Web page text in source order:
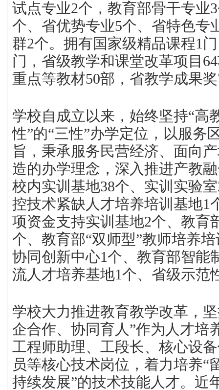
试点专业2个，教育部骨干专业
个、省优势专业5个、省特色专
群2个。拥有国家级精品课程1
门，省级教学和课堂改革项目
重点等教材50部，省教学成果
学校自成立以来，始终坚持“高
性”的“三性”办学定位，以服务
旨，秉承服务民营经济、面向
造的办学理念，深入推进产教
校内实训基地38个、实训实验
控技术紧缺人才培养培训基地1
项资金支持实训基地2个、教育
个、教育部“双师型”教师培养
协同创新中心1个、教育部智能
流人才培养基地1个、省级示范
学校大力推进教育教学改革，
企合作、协同育人”作为人才培
工程师助理、工段长、核心设
员等核心技术岗位，着力培养“
持续发展”的技术技能人才。近